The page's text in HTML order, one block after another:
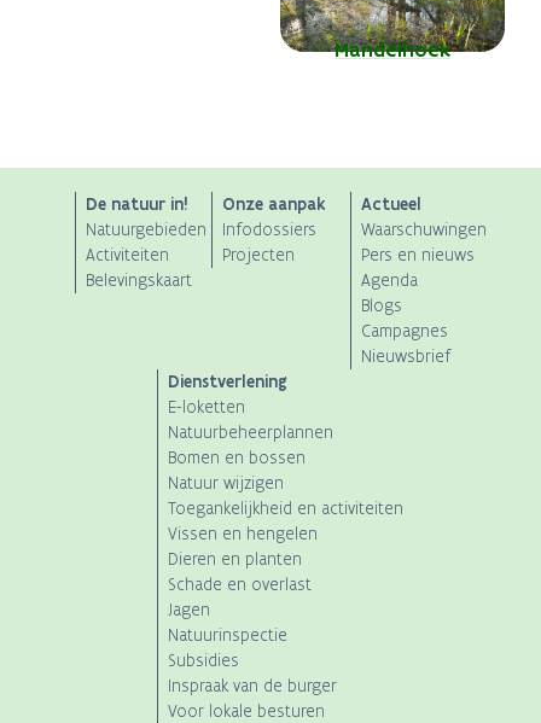
Mandelhoek
ANB
Main
navigation
De natuur in!
Natuurgebieden
Activiteiten
Belevingskaart
Onze aanpak
Infodossiers
Projecten
Actueel
Waarschuwingen
Pers en nieuws
Agenda
Blogs
Campagnes
Nieuwsbrief
Dienstverlening
E-loketten
Natuurbeheerplannen
Bomen en bossen
Natuur wijzigen
Toegankelijkheid en activiteiten
Vissen en hengelen
Dieren en planten
Schade en overlast
Jagen
Natuurinspectie
Subsidies
Inspraak van de burger
Voor lokale besturen